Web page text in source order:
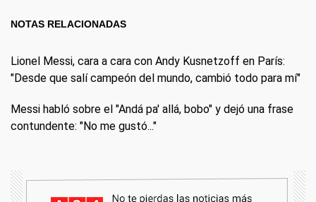
NOTAS RELACIONADAS
Lionel Messi, cara a cara con Andy Kusnetzoff en París:
"Desde que salí campeón del mundo, cambió todo para mí"
Messi habló sobre el "Andá pa' allá, bobo" y dejó una frase
contundente: "No me gustó..."